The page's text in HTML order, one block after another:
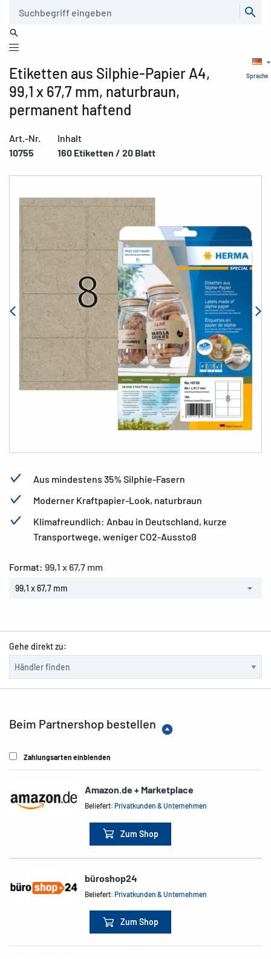
Sprache
Etiketten aus Silphie-Papier A4,
99,1 x 67,7 mm, naturbraun,
permanent haftend
Art.-Nr.
10755
Inhalt
160 Etiketten / 20 Blatt
Aus mindestens 35% Silphie-Fasern
Moderner Kraftpapier-Look, naturbraun
Klimafreundlich: Anbau in Deutschland, kurze
Transportwege, weniger CO2-Ausstoß
Format: 99,1 x 67,7 mm
99,1 x 67,7 mm
Gehe direkt zu:
Beim Partnershop bestellen
Zahlungsarten einblenden
Amazon.de + Marketplace
Beliefert:Privatkunden & Unternehmen
Zum Shop
büroshop24
Beliefert:Privatkunden & Unternehmen
Zum Shop